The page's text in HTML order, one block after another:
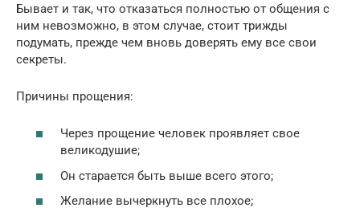
Бывает и так, что отказаться полностью от общения с
ним невозможно, в этом случае, стоит трижды
подумать, прежде чем вновь доверять ему все свои
секреты.
Причины прощения:
Через прощение человек проявляет свое
великодушие;
Он старается быть выше всего этого;
Желание вычеркнуть все плохое;